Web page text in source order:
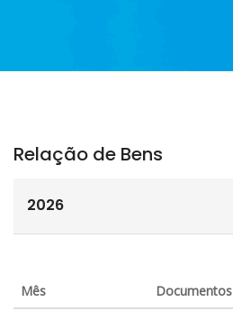
Relação de Bens
2026
Mês Documentos